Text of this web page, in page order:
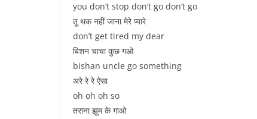
you don’t stop don’t go don’t go
तू थक नहीं जाना मेरे प्यारे
don’t get tired my dear
बिशन चाचा कुछ गओ
bishan uncle go something
अरे रे रे ऐसा
oh oh oh so
तराना झूम के गाओ